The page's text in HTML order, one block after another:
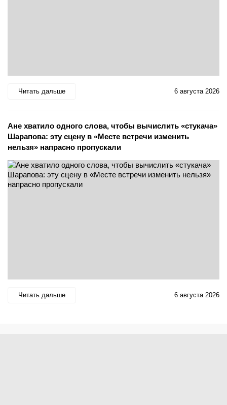
Читать дальше 6 августа 2026
Ане хватило одного слова, чтобы вычислить «стукача»
Шарапова: эту сцену в «Месте встречи изменить
нельзя» напрасно пропускали
Читать дальше 6 августа 2026